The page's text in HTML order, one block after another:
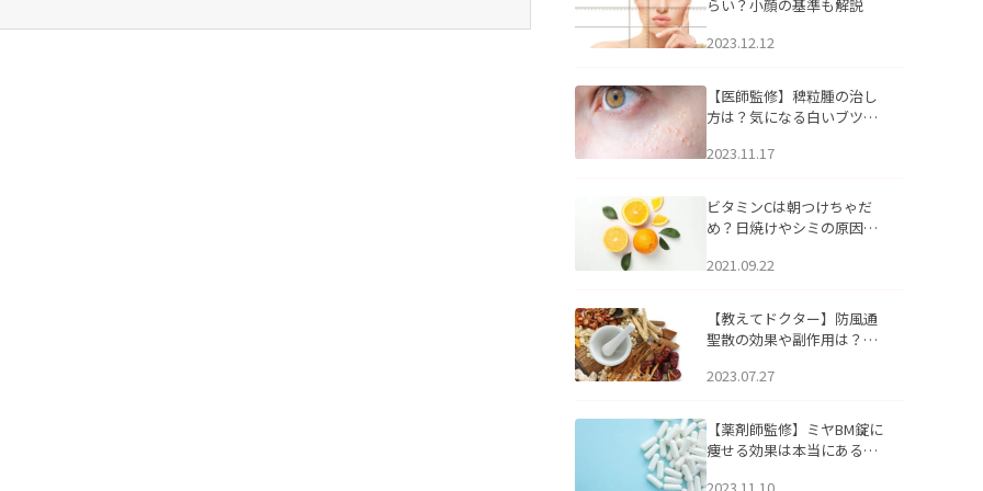
らい？小顔の基準も解説
2023.12.12
【医師監修】稗粒腫の治し
方は？気になる白いブツブ
アについて
2023.11.17
ビタミンCは朝つけちゃだ
め？日焼けやシミの原因に
2021.09.22
【教えてドクター】防風通
聖散の効果や副作用は？長
2023.07.27
【薬剤師監修】ミヤBM錠に
痩せる効果は本当にある